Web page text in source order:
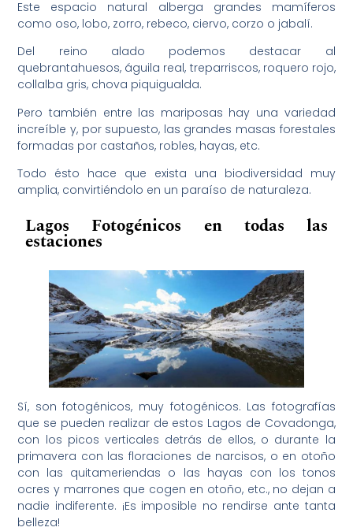
Este espacio natural alberga grandes mamíferos
como oso, lobo, zorro, rebeco, ciervo, corzo o jabalí.
Del reino alado podemos destacar al
quebrantahuesos, águila real, treparriscos, roquero rojo,
collalba gris, chova piquigualda.
Pero también entre las mariposas hay una variedad
increíble y, por supuesto, las grandes masas forestales
formadas por castaños, robles, hayas, etc.
Todo ésto hace que exista una biodiversidad muy
amplia, convirtiéndolo en un paraíso de naturaleza.
Lagos Fotogénicos en todas las
estaciones
Sí, son fotogénicos, muy fotogénicos. Las fotografías
que se pueden realizar de estos Lagos de Covadonga,
con los picos verticales detrás de ellos, o durante la
primavera con las floraciones de narcisos, o en otoño
con las quitameriendas o las hayas con los tonos
ocres y marrones que cogen en otoño, etc., no dejan a
nadie indiferente. ¡Es imposible no rendirse ante tanta
belleza!